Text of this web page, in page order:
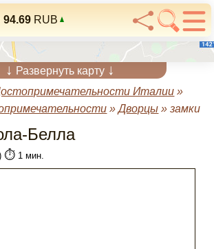
94.69 RUB
↓ Развернуть карту ↓
Италии »
»Дворцы »замки
Белла
⏱️ 1 мин.